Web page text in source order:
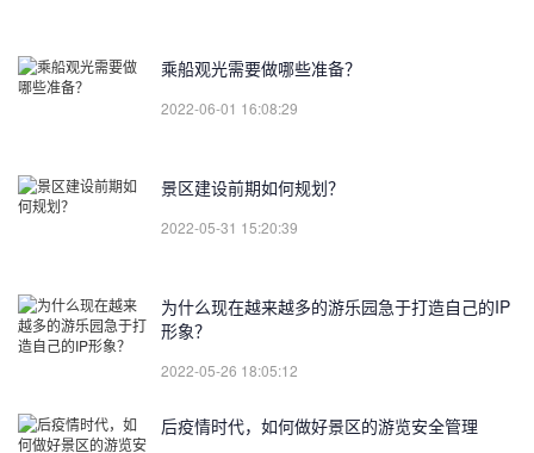
乘船观光需要做哪些准备？
2022-06-01 16:08:29
景区建设前期如何规划？
2022-05-31 15:20:39
为什么现在越来越多的游乐园急于打造自己的IP
形象？
2022-05-26 18:05:12
后疫情时代，如何做好景区的游览安全管理